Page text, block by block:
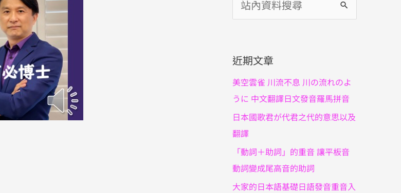
尋
鍵
:
近期文章
美空雲雀 川流不息 川の流れのよ
うに 中文翻譯日文發音羅馬拼音
日本國歌君が代君之代的意思以及
翻譯
「動詞＋助詞」的重音 讓平板音
動詞變成尾高音的助詞
大家的日本語基礎日語發音重音入